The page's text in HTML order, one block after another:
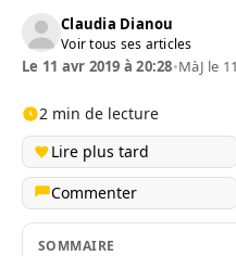
Claudia Dianou
Voir tous ses articles
Le 11 avr 2019 à 20:28•MàJ le
2 min de lecture
Lire plus tard
Commenter
SOMMAIRE